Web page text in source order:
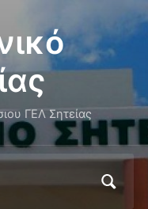
ΓΕΛ Σητείας